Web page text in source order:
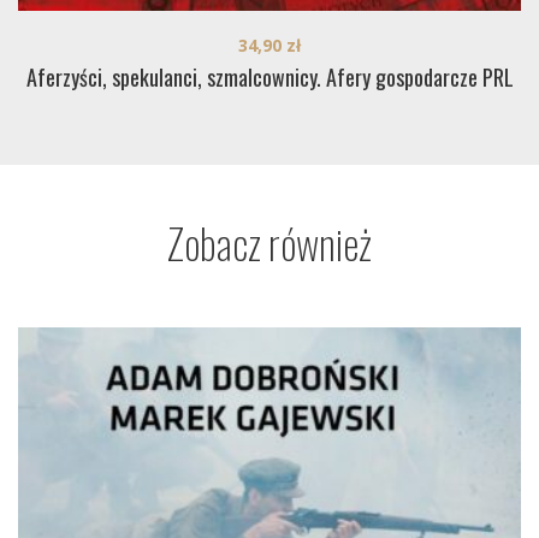
Aferzyści, spekulanci, szmalcownicy. Afery gospodarcze PRL
34,90 zł
Zobacz również